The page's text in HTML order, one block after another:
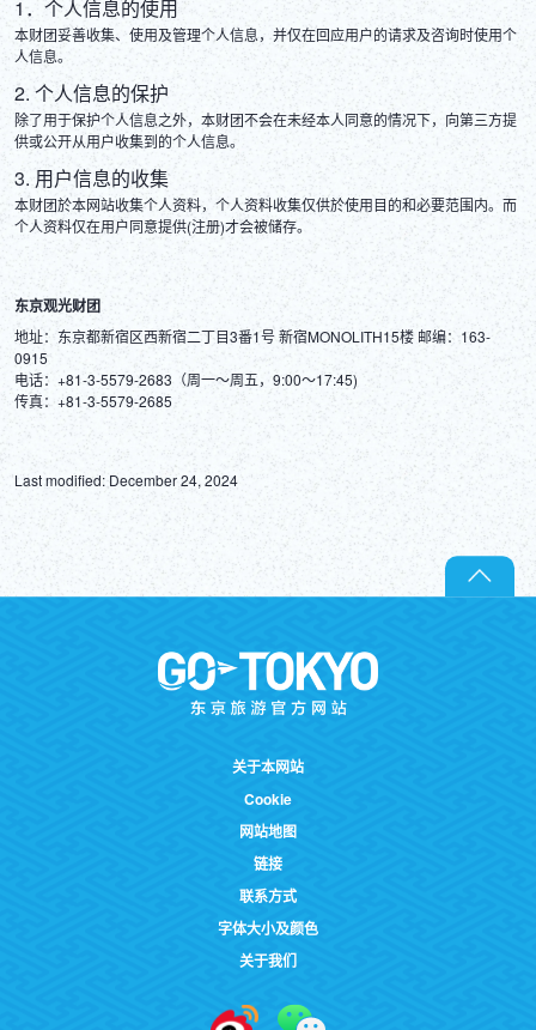
1．个人信息的使用
本财团妥善收集、使用及管理个人信息，并仅在回应用户的请求及咨询时使用个
人信息。
2. 个人信息的保护
除了用于保护个人信息之外，本财团不会在未经本人同意的情况下，向第三方提
供或公开从用户收集到的个人信息。
3. 用户信息的收集
本财团於本网站收集个人资料，个人资料收集仅供於使用目的和必要范围内。而
个人资料仅在用户同意提供(注册)才会被储存。
东京观光财团
地址：东京都新宿区西新宿二丁目3番1号 新宿MONOLITH15楼 邮编：163-
0915
电话：+81-3-5579-2683（周一～周五，9:00～17:45)
Last modified: December 24, 2024
关于本网站
Cookie
网站地图
链接
联系方式
字体大小及颜色
关于我们